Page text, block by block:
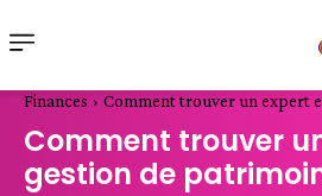
Finances Comment trouver un expert
Comment trouver
gestion de